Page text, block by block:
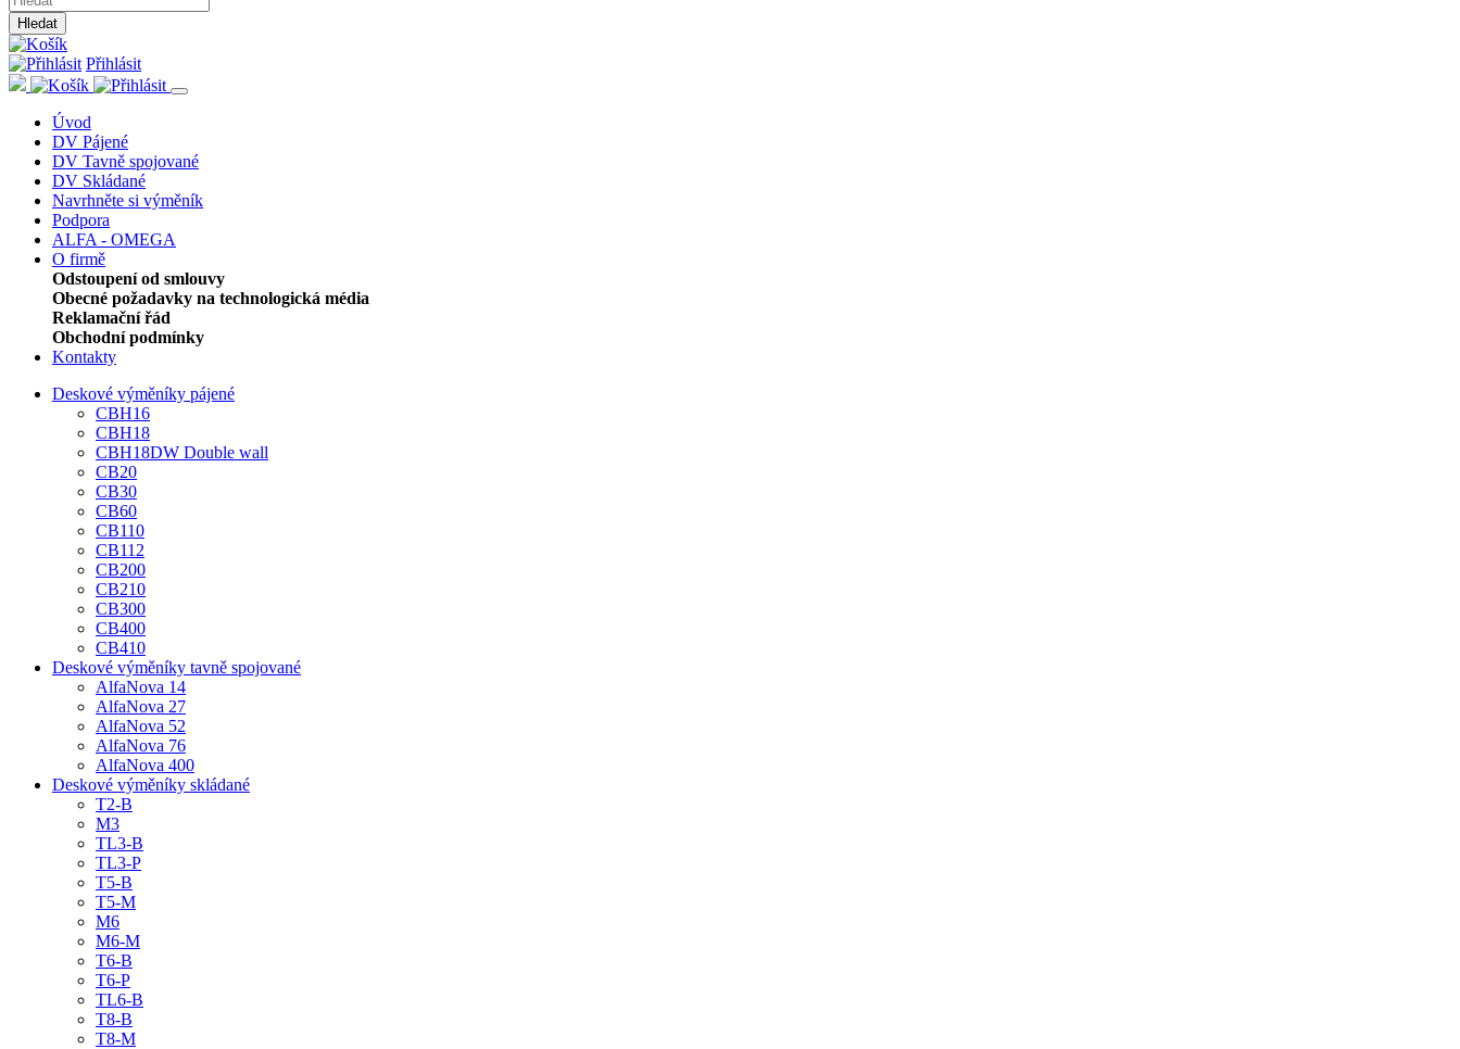
Hledat
Přihlásit
Úvod
DV Pájené
DV Tavně spojované
DV Skládané
Navrhněte si výměník
Podpora
ALFA - OMEGA
O firmě
Odstoupení od smlouvy
Obecné požadavky na technologická média
Reklamační řád
Obchodní podmínky
Kontakty
Deskové výměníky pájené
CBH16
CBH18
CBH18DW Double wall
CB20
CB30
CB60
CB110
CB112
CB200
CB210
CB300
CB400
CB410
Deskové výměníky tavně spojované
AlfaNova 14
AlfaNova 27
AlfaNova 52
AlfaNova 76
AlfaNova 400
Deskové výměníky skládané
T2-B
M3
TL3-B
TL3-P
T5-B
T5-M
M6
M6-M
T6-B
T6-P
TL6-B
T8-B
T8-M